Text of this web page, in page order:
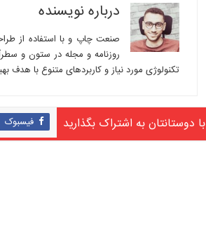
درباره نویسنده
صنعت چاپ و با استفاده از
روزنامه و مجله در ستون و
تکنولوژی مورد نیاز و کاربردهای متنوع با هدف
با دوستانتان به اشتراک بگذارید فیسبوک